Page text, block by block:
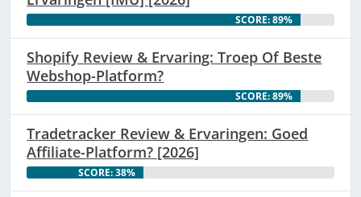
SCORE: 89%
Shopify Review & Ervaring: Troep Of Beste
Webshop-Platform?
SCORE: 89%
Tradetracker Review & Ervaringen: Goed
Affiliate-Platform? [2026]
SCORE: 38%